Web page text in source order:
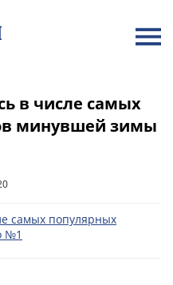
в числе самых
минувшей зимы